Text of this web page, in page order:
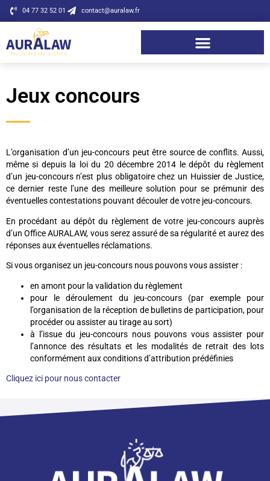
04 77 32 52 01 contact@auralaw.fr
Jeux concours
L’organisation d’un jeu-concours peut être source de conflits. Aussi,
même si depuis la loi du 20 décembre 2014 le dépôt du règlement
d’un jeu-concours n’est plus obligatoire chez un Huissier de Justice,
ce dernier reste l’une des meilleure solution pour se prémunir des
éventuelles contestations pouvant découler de votre jeu-concours.
En procédant au dépôt du règlement de votre jeu-concours auprès
d’un Office AURALAW, vous serez assuré de sa régularité et aurez des
réponses aux éventuelles réclamations.
Si vous organisez un jeu-concours nous pouvons vous assister :
en amont pour la validation du règlement
pour le déroulement du jeu-concours (par exemple pour
l’organisation de la réception de bulletins de participation, pour
procéder ou assister au tirage au sort)
à l’issue du jeu-concours nous pouvons vous assister pour
l’annonce des résultats et les modalités de retrait des lots
conformément aux conditions d’attribution prédéfinies
Cliquez ici pour nous contacter